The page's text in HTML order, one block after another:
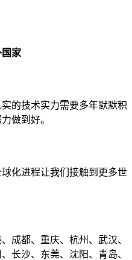
家
的技术实力需要多年默默积
做到好。
化进程让我们接触到更多世
成都、重庆、杭州、武汉、
长沙、东莞、沈阳、青岛、